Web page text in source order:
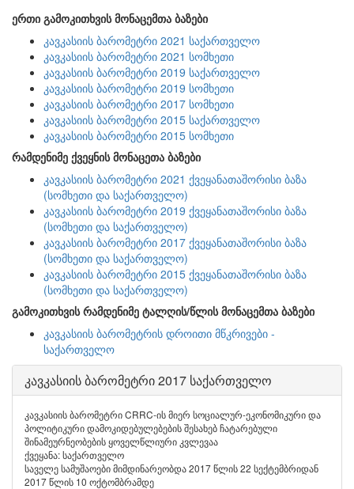
ერთი გამოკითხვის მონაცემთა ბაზები
კავკასიის ბარომეტრი 2021 საქართველო
კავკასიის ბარომეტრი 2021 სომხეთი
კავკასიის ბარომეტრი 2019 საქართველო
კავკასიის ბარომეტრი 2019 სომხეთი
კავკასიის ბარომეტრი 2017 სომხეთი
კავკასიის ბარომეტრი 2015 საქართველო
კავკასიის ბარომეტრი 2015 სომხეთი
რამდენიმე ქვეყნის მონაცეთა ბაზები
კავკასიის ბარომეტრი 2021 ქვეყანათაშორისი ბაზა
(სომხეთი და საქართველო)
კავკასიის ბარომეტრი 2019 ქვეყანათაშორისი ბაზა
(სომხეთი და საქართველო)
კავკასიის ბარომეტრი 2017 ქვეყანათაშორისი ბაზა
(სომხეთი და საქართველო)
კავკასიის ბარომეტრი 2015 ქვეყანათაშორისი ბაზა
(სომხეთი და საქართველო)
გამოკითხვის რამდენიმე ტალღის/წლის მონაცემთა ბაზები
კავკასიის ბარომეტრის დროითი მწკრივები -
საქართველო
კავკასიის ბარომეტრი 2017 საქართველო
კავკასიის ბარომეტრი CRRC-ის მიერ სოციალურ-ეკონომიკური და
პოლიტიკური დამოკიდებულებების შესახებ ჩატარებული
შინამეურნეობების ყოველწლიური კვლევაა
ქვეყანა: საქართველო
საველე სამუშაოები მიმდინარეობდა 2017 წლის 22 სექტემბრიდან
2017 წლის 10 ოქტომბრამდე